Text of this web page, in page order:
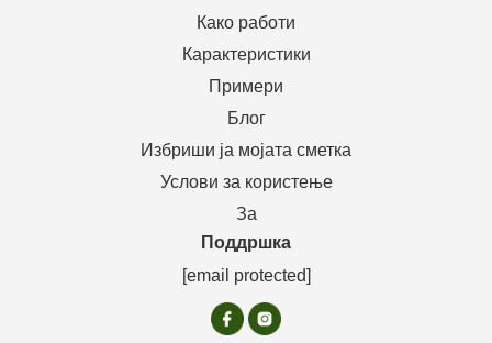
Како работи
Карактеристики
Примери
Блог
Избриши ја мојата сметка
Услови за користење
За
Поддршка
[email protected]